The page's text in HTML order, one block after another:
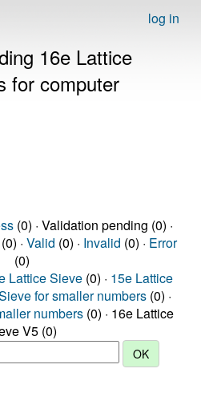
log in
16e Lattice
for computer
(0) · Validation pending (0) ·
· Valid (0) · Invalid (0) · Error
(0)
Lattice Sieve (0) · 15e Lattice
for smaller numbers (0) ·
numbers (0) · 16e Lattice
V5 (0)